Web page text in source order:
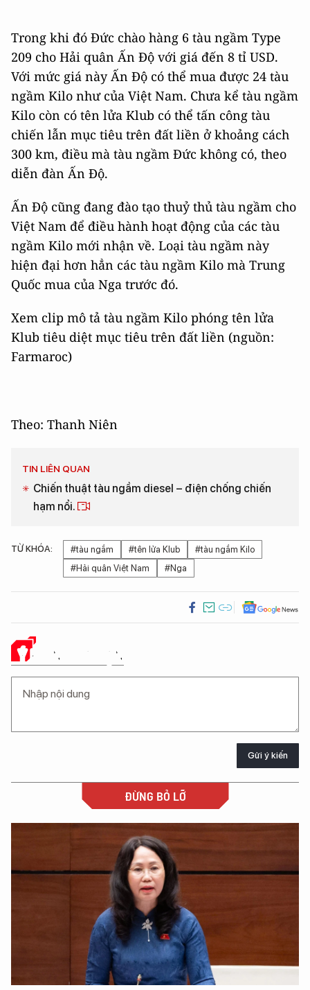
Trong khi đó Đức chào hàng 6 tàu ngầm Type
209 cho Hải quân Ấn Độ với giá đến 8 tỉ USD.
Với mức giá này Ấn Độ có thể mua được 24 tàu
ngầm Kilo như của Việt Nam. Chưa kể tàu ngầm
Kilo còn có tên lửa Klub có thể tấn công tàu
chiến lẫn mục tiêu trên đất liền ở khoảng cách
300 km, điều mà tàu ngầm Đức không có, theo
diễn đàn Ấn Độ.
Ấn Độ cũng đang đào tạo thuỷ thủ tàu ngầm cho
Việt Nam để điều hành hoạt động của các tàu
ngầm Kilo mới nhận về. Loại tàu ngầm này
hiện đại hơn hẳn các tàu ngầm Kilo mà Trung
Quốc mua của Nga trước đó.
Xem clip mô tả tàu ngầm Kilo phóng tên lửa
Klub tiêu diệt mục tiêu trên đất liền (nguồn:
Farmaroc)
Theo: Thanh Niên
TIN LIÊN QUAN
Chiến thuật tàu ngầm diesel – điện chống chiến
hạm nổi.
TỪ KHÓA: #tàu ngầm #tên lửa Klub
#tàu ngầm Kilo
#Hải quân Việt Nam
#Nga
Ý KIẾN CỦA BẠN
Gửi ý kiến
ĐỪNG BỎ LỠ